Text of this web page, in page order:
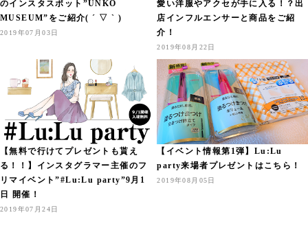
のインスタスポット”UNKO
MUSEUM”をご紹介( ´ ▽ ` )
2019年07月03日
愛い洋服やアクセが手に入る！？出
店インフルエンサーと商品をご紹
介！
2019年08月22日
【無料で行けてプレゼントも貰え
る！！】インスタグラマー主催のフ
リマイベント”#Lu:Lu party”9月1
日 開催！
2019年07月24日
【イベント情報第1弾】Lu:Lu
party来場者プレゼントはこちら！
2019年08月05日